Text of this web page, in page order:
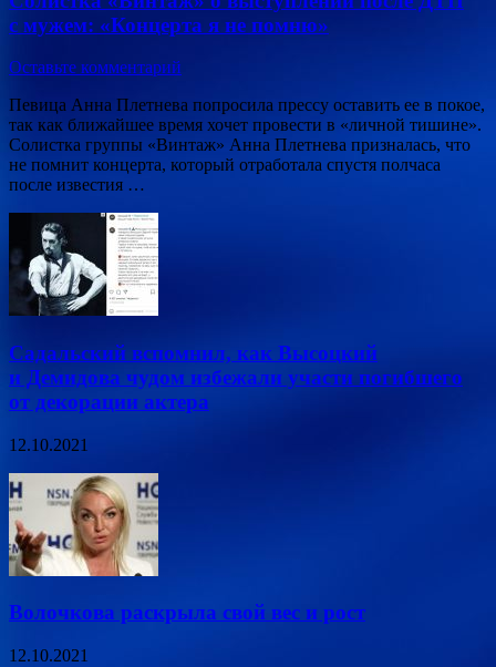
с мужем: «Концерта я не помню»
Оставьте комментарий
Певица Анна Плетнева попросила прессу оставить ее в покое,
так как ближайшее время хочет провести в «личной тишине».
Солистка группы «Винтаж» Анна Плетнева призналась, что
не помнит концерта, который отработала спустя полчаса
после известия …
Садальский вспомнил, как Высоцкий
и Демидова чудом избежали участи погибшего
от декорации актера
12.10.2021
Волочкова раскрыла свой вес и рост
12.10.2021